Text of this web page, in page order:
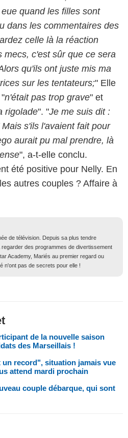
quand les filles sont
dans les commentaires des
celle là la réaction
mecs, c'est sûr que ce sera
qu'ils ont juste mis ma
sur les tentateurs;" Elle
n'était pas trop grave" et
rigolade". "Je me suis dit :
s'ils l'avaient fait pour
aurait pu mal prendre, là
", a-t-elle conclu.
été positive pour Nelly. En
autres couples ? Affaire à
de télévision. Depuis sa plus tendre
des programmes de divertissement
Academy, Mariés au premier regard ou
n'ont pas de secrets pour elle !
de la nouvelle saison
des Marseillais !
record", situation jamais vue
attend mardi prochain
couple débarque, qui sont